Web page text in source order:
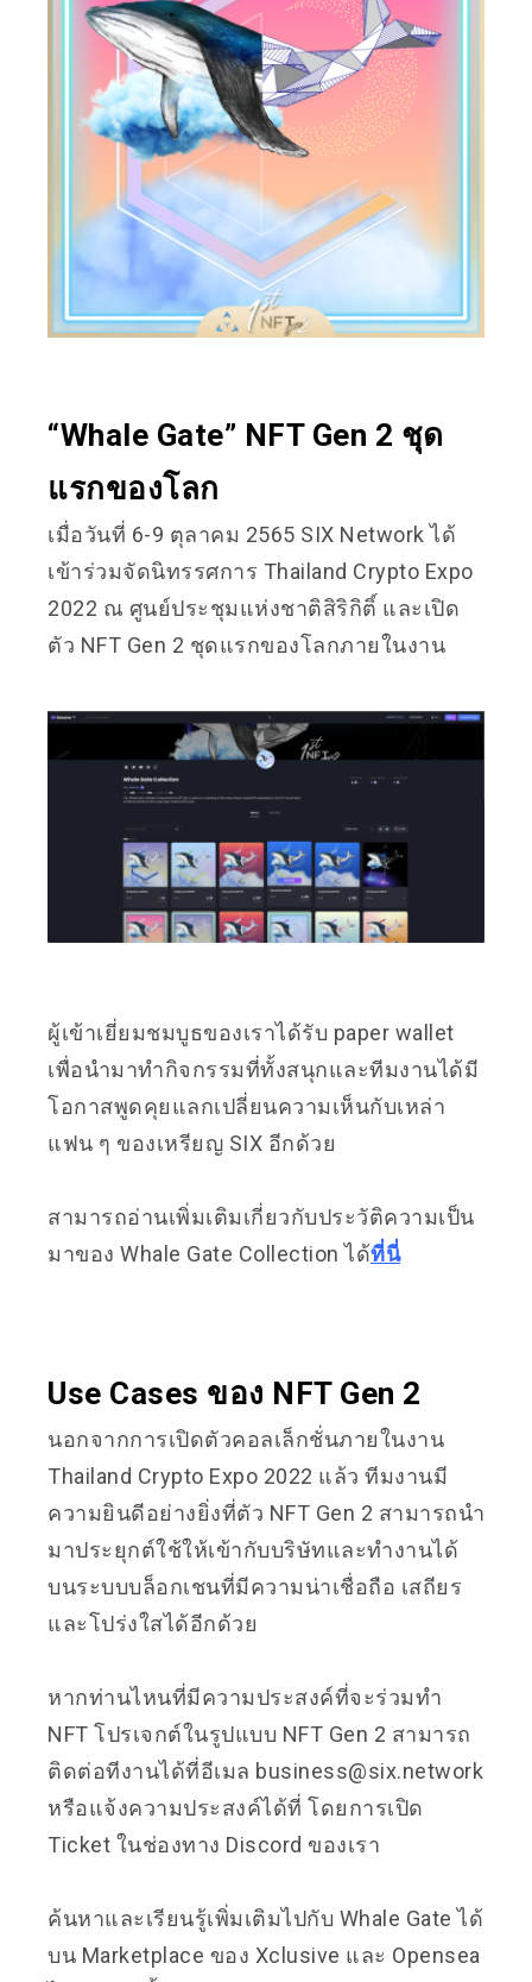
“Whale Gate” NFT Gen 2 ชุด
แรกของโลก
เมื่อวันที่ 6-9 ตุลาคม 2565 SIX Network ได้
เข้าร่วมจัดนิทรรศการ Thailand Crypto Expo
2022 ณ ศูนย์ประชุมแห่งชาติสิริกิติ์ และเปิด
ตัว NFT Gen 2 ชุดแรกของโลกภายในงาน
ผู้เข้าเยี่ยมชมบูธของเราได้รับ paper wallet
เพื่อนำมาทำกิจกรรมที่ทั้งสนุกและทีมงานได้มี
โอกาสพูดคุยแลกเปลี่ยนความเห็นกับเหล่า
แฟน ๆ ของเหรียญ SIX อีกด้วย
สามารถอ่านเพิ่มเติมเกี่ยวกับประวัติความเป็น
มาของ Whale Gate Collection ได้ที่นี่
Use Cases ของ NFT Gen 2
นอกจากการเปิดตัวคอลเล็กชั่นภายในงาน
Thailand Crypto Expo 2022 แล้ว ทีมงานมี
ความยินดีอย่างยิ่งที่ตัว NFT Gen 2 สามารถนำ
มาประยุกต์ใช้ให้เข้ากับบริษัทและทำงานได้
บนระบบบล็อกเชนที่มีความน่าเชื่อถือ เสถียร
และโปร่งใสได้อีกด้วย
หากท่านไหนที่มีความประสงค์ที่จะร่วมทำ
NFT โปรเจกต์ในรูปแบบ NFT Gen 2 สามารถ
ติดต่อทีงานได้ที่อีเมล business@six.network
หรือแจ้งความประสงค์ได้ที่ โดยการเปิด
Ticket ในช่องทาง Discord ของเรา
ค้นหาและเรียนรู้เพิ่มเติมไปกับ Whale Gate ได้
บน Marketplace ของ Xclusive และ Opensea